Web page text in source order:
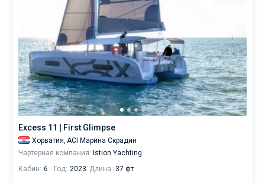
Excess 11 | First Glimpse
Хорватия, ACI Марина Скрадин
Чартерная компания: Istion Yachting
Кабин: 6 Год: 2023 Длина: 37 фт